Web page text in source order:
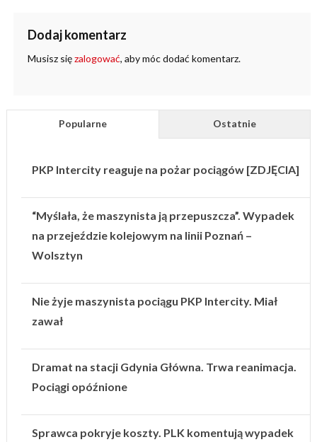
Dodaj komentarz
Musisz sięzalogować, aby móc dodać komentarz.
Popularne Ostatnie
PKP Intercity reaguje na pożar pociągów [ZDJĘCIA]
“Myślała, że maszynista ją przepuszcza”. Wypadek
na przejeździe kolejowym na linii Poznań –
Wolsztyn
Nie żyje maszynista pociągu PKP Intercity. Miał
zawał
Dramat na stacji Gdynia Główna. Trwa reanimacja.
Pociągi opóźnione
Sprawca pokryje koszty. PLK komentują wypadek